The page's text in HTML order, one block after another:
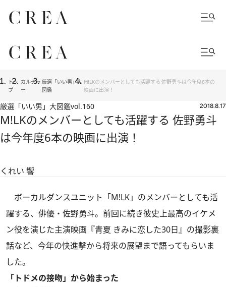
トッ
プ
カルチャ
ー
厳選「いい男」大
図鑑
M!LKのメンバーとしても活躍する 佐野勇斗は今年度6本の
映画に出演！
厳選「いい男」大図鑑vol.160 2018.8.17
M!LKのメンバーとしても活躍する 佐野勇斗
は今年度6本の映画に出演！
くれい 響
ボーカルダンスユニット「M!LK」のメンバーとしても活
躍する、俳優・佐野勇斗。 前回に続き彼史上最高のイケメ
ン役を演じた主演映画『青夏 きみに恋した30日』の撮影裏
話など、今年の快進撃から将来の展望まで語ってもらいま
した。
「トドメの接吻」から始まった